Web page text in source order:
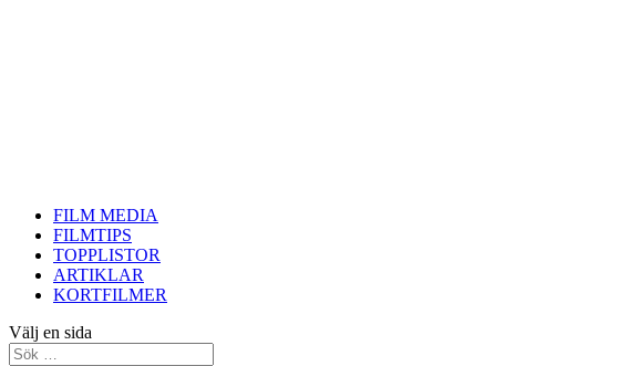
FILM MEDIA
FILMTIPS
TOPPLISTOR
ARTIKLAR
KORTFILMER
Välj en sida